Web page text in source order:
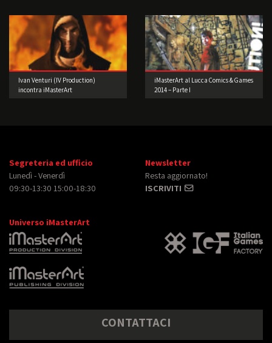
Ivan Venturi (IV Production)
incontra iMasterArt
iMasterArt al Lucca Comics & Games
2014 – Parte I
Segreteria ed ufficio
Lunedì - Venerdì
09:30-13:30 15:00-18:30
Newsletter
Resta aggiornato!
ISCRIVITI
Universo iMasterArt
CONTATTACI